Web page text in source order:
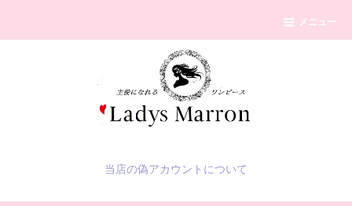
メニュー
当店の偽アカウントについて